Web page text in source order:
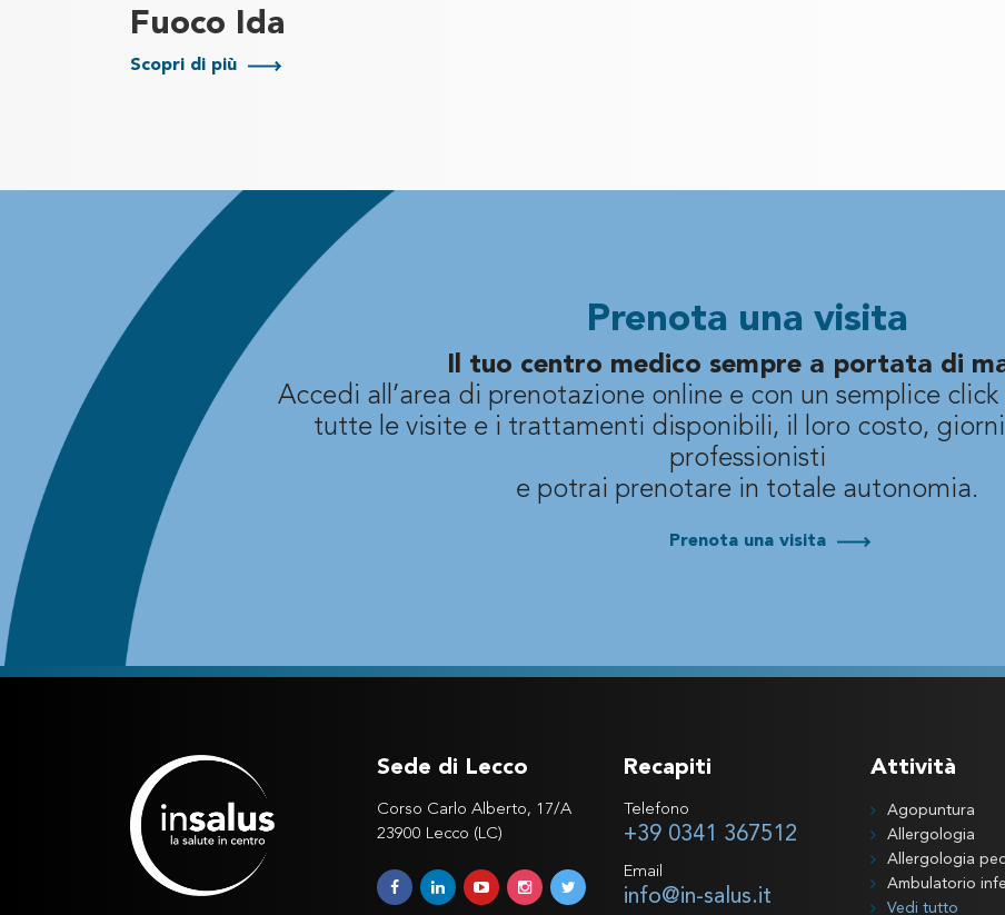
Fuoco Ida
Scopri di più
Prenota una visita
Il tuo centro medico sempre a portata di
Accedi all’area di prenotazione online e con un semplice
tutte le visite e i trattamenti disponibili, il loro costo,
professionisti
e potrai prenotare in totale autonomia.
Prenota una visita
Sede di Lecco
Corso Carlo Alberto, 17/A
23900 Lecco (LC)
Recapiti
Telefono
+39 0341 367512
Email
info@in-salus.it
Attività
Agopuntura
Allergologia
Allergologia
Ambulatorio
Vedi tutto